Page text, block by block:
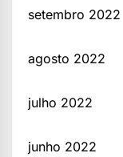
setembro 2022
agosto 2022
julho 2022
junho 2022